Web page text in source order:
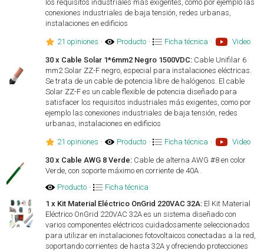
los requisitos industriales más exigentes, como por ejemplo las
conexiones industriales de baja tensión, redes urbanas,
instalaciones en edificios
21 opiniones · Producto · Ficha técnica · Video
30 x Cable Solar 1*6mm2 Negro 1500VDC: Cable Unifilar 6
mm2 Solar ZZ-F negro, especial para instalaciones eléctricas.
Se trata de un cable de potencia libre de halógenos. El cable
Solar ZZ-F es un cable flexible de potencia diseñado para
satisfacer los requisitos industriales más exigentes, como por
ejemplo las conexiones industriales de baja tensión, redes
urbanas, instalaciones en edificios
21 opiniones · Producto · Ficha técnica · Video
30 x Cable AWG 8 Verde: Cable de alterna AWG #8 en color
Verde, con soporte máximo en corriente de 40A .
Producto ·
Ficha técnica
1 x Kit Material Eléctrico OnGrid 220VAC 32A: El Kit Material
Eléctrico OnGrid 220VAC 32A es un sistema diseñado con
varios componentes eléctricos cuidadosamente seleccionados
para utilizar en instalaciones fotovoltaicos conectadas a la red,
soportando corrientes de hasta 32A y ofreciendo protecciones